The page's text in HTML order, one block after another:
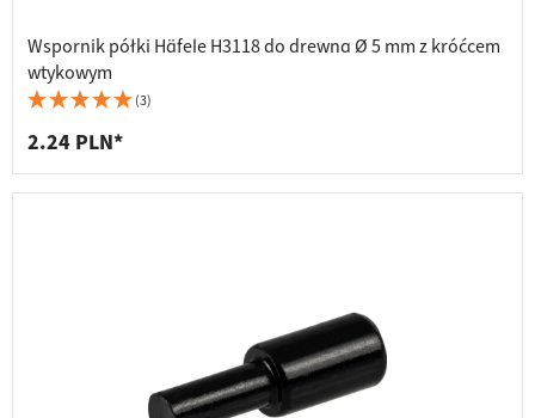
Wspornik półki Häfele H3118 do drewna Ø 5 mm z króćcem
wtykowym
(3)
2.24 PLN*